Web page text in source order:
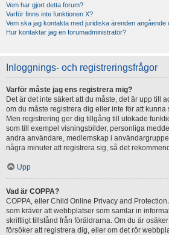
Vem har gjort detta forum?
Varför finns inte funktionen X?
Vem ska jag kontakta med juridiska ärenden angående
Hur kontaktar jag en forumadministratör?
Inloggnings- och registreringsfrågor
Varför måste jag ens registrera mig?
Det är det inte säkert att du måste, det är upp till
om du måste registrera dig eller inte för att
Men registrering ger dig tillgång till utökade
som till exempel visningsbilder, personliga
andra användare, medlemskap i
några minuter att registrera sig, så det
Upp
Vad är COPPA?
COPPA, eller Child Online Privacy and
som kräver att webbplatser som samlar in
skriftligt tillstånd från föräldrarna. Om du är
försöker att registrera dig, eller om det rör